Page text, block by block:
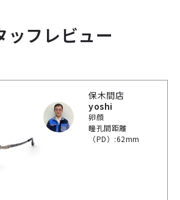
ッフレビュー
保木間店
yoshi
卵顔
瞳孔間距離
（PD）:62mm